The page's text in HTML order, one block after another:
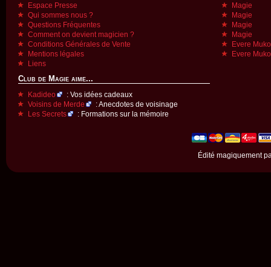
Espace Presse
Qui sommes nous ?
Questions Fréquentes
Comment on devient magicien ?
Conditions Générales de Vente
Mentions légales
Liens
Club de Magie aime...
Kadideo
: Vos idées cadeaux
Voisins de Merde
: Anecdotes de voisinage
Les Secrets
: Formations sur la mémoire
Magie
Magie
Magie
Magie
Evere
Evere
Édité magiquement